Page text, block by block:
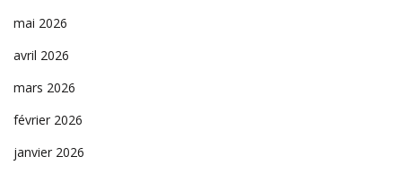
mai 2026
avril 2026
mars 2026
février 2026
janvier 2026